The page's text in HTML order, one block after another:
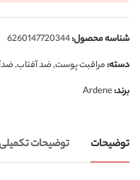
شناسه محصول:6260147720344
دسته:مراقبت پوست,ضد آفتاب,
برند:Ardene
توضیحات توضیحات